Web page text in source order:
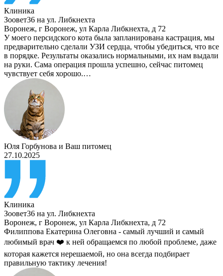
Клиника
Зоовет36 на ул. Либкнехта
Воронеж, г Воронеж, ул Карла Либкнехта, д 72
У моего персидского кота была запланирована кастрация, мы
предварительно сделали УЗИ сердца, чтобы убедиться, что все
в порядке. Результаты оказались нормальными, их нам выдали
на руки. Сама операция прошла успешно, сейчас питомец
чувствует себя хорошо.…
Юля Горбунова и Ваш питомец
27.10.2025
Клиника
Зоовет36 на ул. Либкнехта
Воронеж, г Воронеж, ул Карла Либкнехта, д 72
Филиппова Екатерина Олеговна - самый лучший и самый
любимый врач ❤️ к ней обращаемся по любой проблеме, даже
которая кажется нерешаемой, но она всегда подбирает
правильную тактику лечения!